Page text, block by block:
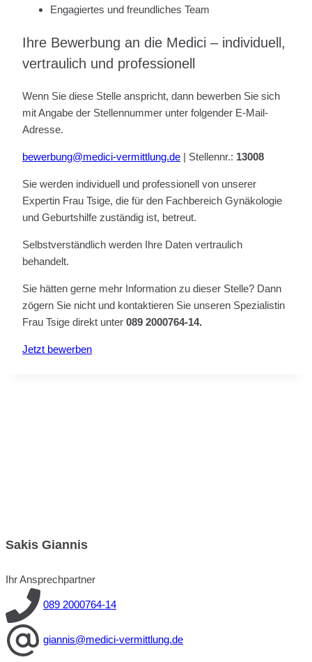
Engagiertes und freundliches Team
Ihre Bewerbung an die Medici – individuell,
vertraulich und professionell
Wenn Sie diese Stelle anspricht, dann bewerben Sie sich
mit Angabe der Stellennummer unter folgender E-Mail-
Adresse.
bewerbung@medici-vermittlung.de | Stellennr.: 13008
Sie werden individuell und professionell von unserer
Expertin Frau Tsige, die für den Fachbereich Gynäkologie
und Geburtshilfe zuständig ist, betreut.
Selbstverständlich werden Ihre Daten vertraulich
behandelt.
Sie hätten gerne mehr Information zu dieser Stelle? Dann
zögern Sie nicht und kontaktieren Sie unseren Spezialistin
Frau Tsige direkt unter 089 2000764-14.
Jetzt bewerben
Sakis Giannis
Ihr Ansprechpartner
089 2000764-14
giannis@medici-vermittlung.de